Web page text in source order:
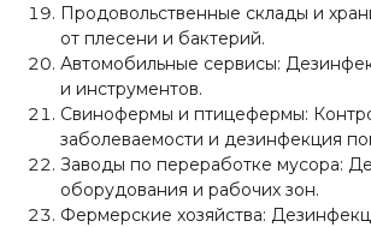
Продовольственные склады и
от плесени и бактерий.
Автомобильные сервисы:
и инструментов.
Свинофермы и птицефермы:
заболеваемости и дезинфекция
Заводы по переработке мусора:
оборудования и рабочих зон.
Фермерские хозяйства: